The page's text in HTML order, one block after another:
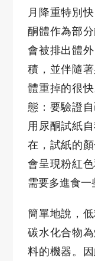
月降重特別
酮體作為部
會被排出體
積，並伴隨
體重掉的很
態：要驗證
用尿酮試紙
在，試紙的
會呈現粉紅
需要多進食一
簡單地說，
碳水化合物
料的機器。